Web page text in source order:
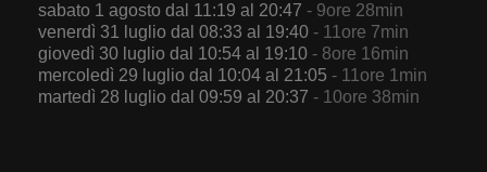
sabato 1 agosto dal 11:19 al 20:47 - 9ore 28min
venerdì 31 luglio dal 08:33 al 19:40 - 11ore 7min
giovedì 30 luglio dal 10:54 al 19:10 - 8ore 16min
mercoledì 29 luglio dal 10:04 al 21:05 - 11ore 1min
martedì 28 luglio dal 09:59 al 20:37 - 10ore 38min